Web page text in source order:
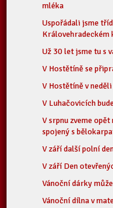
mléka
Uspořádali jsme
Královehradeckém
Už 30 let jsme tu s
V Hostětíně se
V Hostětíně v
V Luhačovicích
V srpnu zveme
spojený s
V září další polní
V září Den
Vánoční dárky
Vánoční dílna v